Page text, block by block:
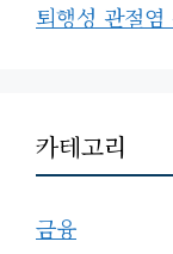
퇴행성 관절
카테고리
금융